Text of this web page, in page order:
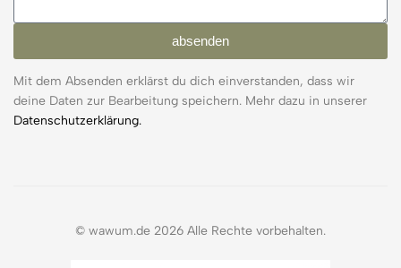
absenden
Mit dem Absenden erklärst du dich einverstanden, dass wir
deine Daten zur Bearbeitung speichern. Mehr dazu in unserer
Datenschutzerklärung.
© wawum.de 2026 Alle Rechte vorbehalten.